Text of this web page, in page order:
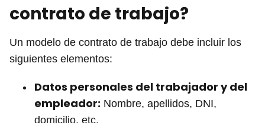
contrato de trabajo?
Un modelo de contrato de trabajo debe incluir los
siguientes elementos:
Datos personales del trabajador y del
empleador: Nombre, apellidos, DNI,
domicilio, etc.